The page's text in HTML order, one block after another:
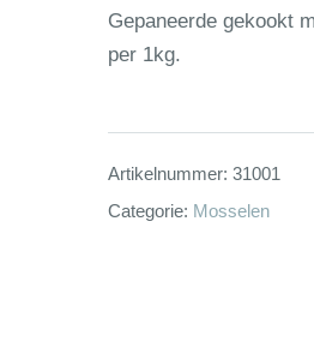
Gepaneerde gekookt
per 1kg.
Artikelnummer: 31001
Categorie: Mosselen